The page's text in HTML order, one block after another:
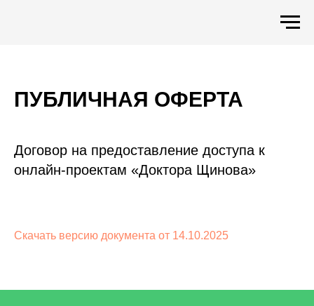
ПУБЛИЧНАЯ ОФЕРТА
Договор на предоставление доступа к
онлайн-проектам «Доктора Щинова»
Скачать версию документа от 14.10.2025